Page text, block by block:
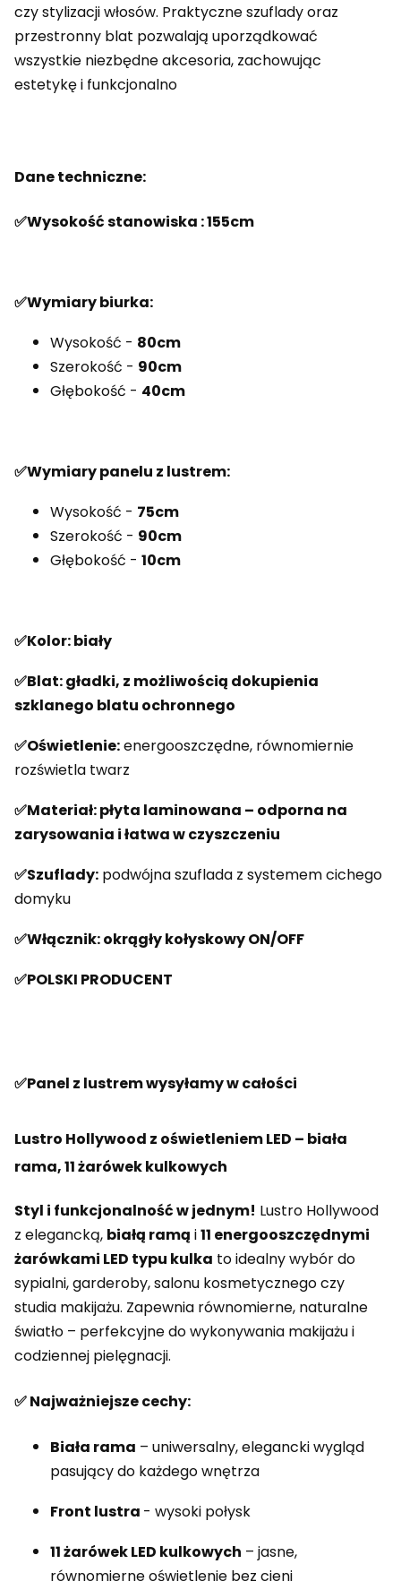
czy stylizacji włosów. Praktyczne szuflady oraz
przestronny blat pozwalają uporządkować
wszystkie niezbędne akcesoria, zachowując
estetykę i funkcjonalno
Dane techniczne:
✅Wysokość stanowiska : 155cm
✅Wymiary biurka:
Wysokość - 80cm
Szerokość - 90cm
Głębokość - 40cm
✅Wymiary panelu z lustrem:
Wysokość - 75cm
Szerokość - 90cm
Głębokość - 10cm
✅Kolor: biały
✅Blat:gładki, z możliwością dokupienia
szklanego blatu ochronnego
✅Oświetlenie:energooszczędne, równomiernie
rozświetla twarz
✅Materiał:płyta laminowana – odporna na
zarysowania i łatwa w czyszczeniu
✅Szuflady: podwójna szuflada z systemem cichego
domyku
✅Włącznik: okrągły kołyskowy ON/OFF
✅POLSKI PRODUCENT
✅Panel z lustrem wysyłamy w całości
Lustro Hollywood z oświetleniem LED – biała
rama, 11 żarówek kulkowych
Styl i funkcjonalność w jednym! Lustro Hollywood
z elegancką, białą ramą i11 energooszczędnymi
żarówkami LED typu kulka to idealny wybór do
sypialni, garderoby, salonu kosmetycznego czy
studia makijażu. Zapewnia równomierne, naturalne
światło – perfekcyjne do wykonywania makijażu i
codziennej pielęgnacji.
✅ Najważniejsze cechy:
Biała rama – uniwersalny, elegancki wygląd
pasujący do każdego wnętrza
Front lustra - wysoki połysk
11 żarówek LED kulkowych – jasne,
równomierne oświetlenie bez cieni